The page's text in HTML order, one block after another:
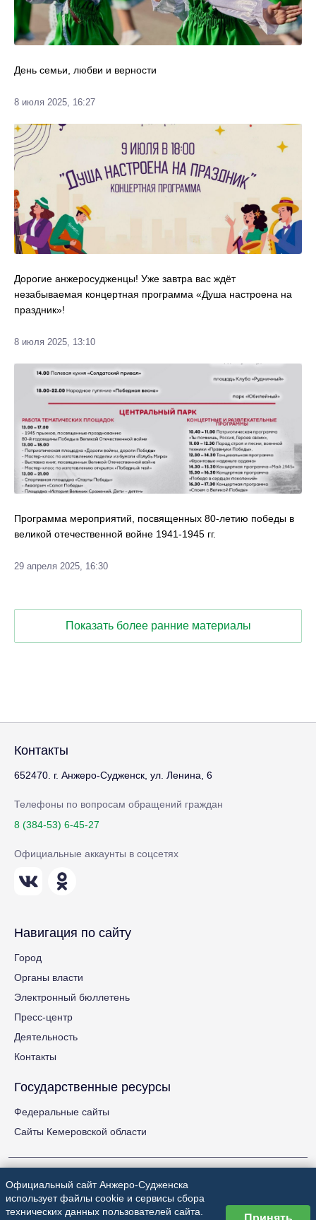
День семьи, любви и верности
8 июля 2025, 16:27
Дорогие анжеросудженцы! Уже завтра вас ждёт
незабываемая концертная программа «Душа настроена на
праздник»!
8 июля 2025, 13:10
Программа мероприятий, посвященных 80-летию победы в
великой отечественной войне 1941-1945 гг.
29 апреля 2025, 16:30
Показать более ранние материалы
Контакты
652470. г. Анжеро-Судженск, ул. Ленина, 6
Телефоны по вопросам обращений граждан
8 (384-53) 6-45-27
Официальные аккаунты в соцсетях
Навигация по сайту
Город
Органы власти
Электронный бюллетень
Пресс-центр
Деятельность
Контакты
Государственные ресурсы
Федеральные сайты
Сайты Кемеровской области
Официальный сайт Анжеро-Судженска
использует файлы cookie и сервисы сбора
технических данных пользователей сайта.